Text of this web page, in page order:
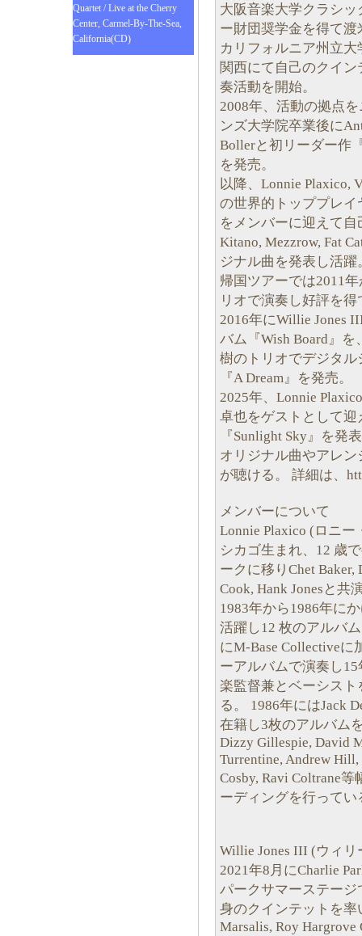
Quartet / Live at the Cherry
Center, Carmel-By-The-Sea,
California(CD)
大阪音楽大学クラシ
ー財団奨学金を得て渡
カリフォルニア州立
関西にて自己のクイ
奏活動を開始。
2008年、活動の拠点
ンズ大学院卒業後に
Bollerと初リーダー作
を発売。
以降、Lonnie Plaxico,
の世界的トッププレ
をメンバーに迎えて自
Kitano, Mezzrow, Fat
ジナル曲を発表し活躍
帰国ツアーでは2011
リオで演奏し好評を得
2016年にWillie Jones
バム『Wish Board』を
樹のトリオでデジタル
『A Dream』を発売。
2025年、Lonnie
卓也をゲストとして
『Sunlight Sky』を発
オリジナル曲やアレ
が聴ける。 詳細は、
メンバーについて
Lonnie Plaxico (ロニー
シカゴ生まれ、12 歳
ークに移りChet Baker,
Cook, Hank Jonesと共
1983年から1986年に
活躍し12 枚のアルバ
にM-Base Collectiveに
ーアルバムで演奏し
楽監督兼とベーシス
る。 1986年にはJack
在籍し3枚のアルバム
Dizzy Gillespie, David
Turrentine, Andrew
Cosby, Ravi Coltrane
ーディングを行ってい
Willie Jones III (ウィ
2021年8月にCharlie
パークサマーステー
身のクインテットを率
Marsalis, Roy Hargrove